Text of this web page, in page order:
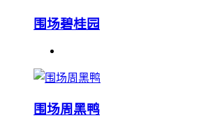
围场碧桂园
围场周黑鸭